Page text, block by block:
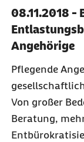
08.11.2018 -
Angehörige
Pflegende
Von großer
Beratung,